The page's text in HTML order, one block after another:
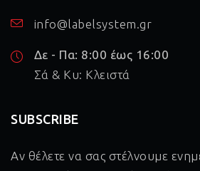
info@labelsystem.gr
Δε - Πα: 8:00 έως 16:00
Σά & Κυ: Κλειστά
SUBSCRIBE
Αν θέλετε να σας στέλνουμε